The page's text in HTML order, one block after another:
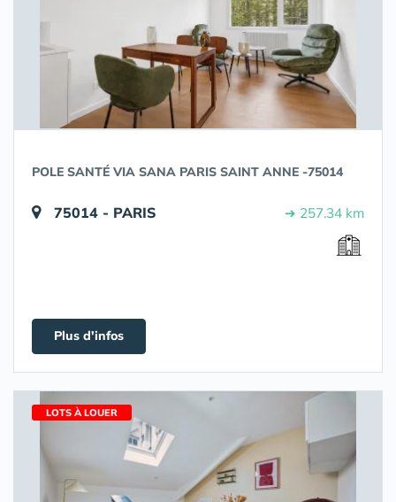
POLE SANTÉ VIA SANA PARIS SAINT ANNE -75014
75014 - PARIS ➔ 257.34 km
Plus d'infos
LOTS À LOUER